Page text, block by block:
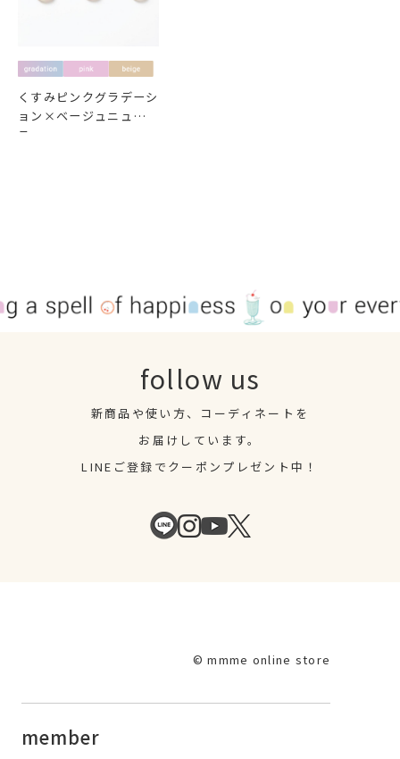
くすみピンクグラデーシ
ョン×ベージュニュアン
ス
follow us
新商品や使い方、コーディネートを
お届けしています。
LINEご登録でクーポンプレゼント中！
© mmme online store
member